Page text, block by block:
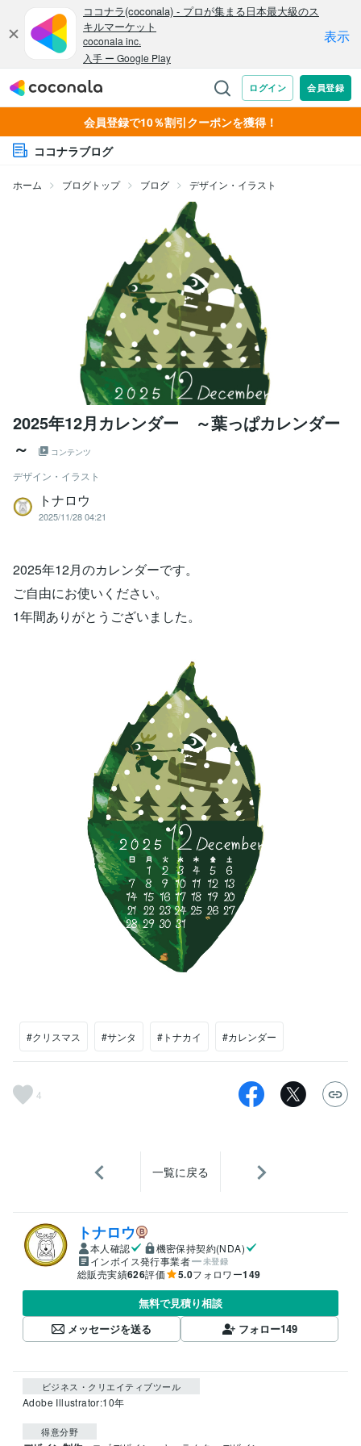
会員登録で10％割引クーポンを獲得！
ココナラブログ
ホーム ブログトップ ブログ デザイン・イラスト
2025年12月カレンダー ～葉っぱカレンダー
～
コンテンツ
デザイン・イラスト
トナロウ
2025/11/28 04:21
2025年12月のカレンダーです。
ご自由にお使いください。
1年間ありがとうございました。
#クリスマス #サンタ #トナカイ #カレンダー
4
一覧に戻る
トナロウ
本人確認
機密保持契約(NDA)
インボイス発行事業者
未登録
総販売実績626評価 5.0フォロワー149
無料で見積り相談
メッセージを送る
フォロー149
ビジネス・クリエイティブツール
Adobe Illustrator:10年
得意分野